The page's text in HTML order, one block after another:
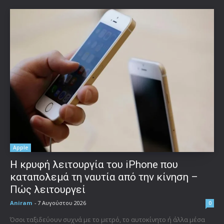
Apple
Η κρυφή λειτουργία του iPhone που
καταπολεμά τη ναυτία από την κίνηση –
Πώς λειτουργεί
Aniram - 7 Αυγούστου 2026 0
Όσοι ταξιδεύουν συχνά με το μετρό, το αυτοκίνητο ή άλλα μέσα